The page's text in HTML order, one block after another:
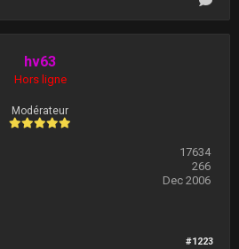
hv63
Hors ligne
Modérateur
17634
266
Dec 2006
#1223